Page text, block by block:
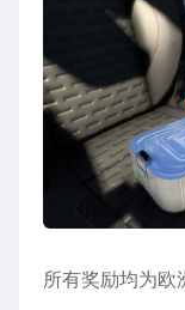
所有奖励均为欧